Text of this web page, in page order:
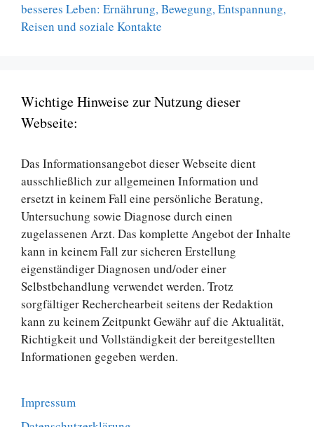
besseres Leben: Ernährung, Bewegung, Entspannung,
Reisen und soziale Kontakte
Wichtige Hinweise zur Nutzung dieser
Webseite:
Das Informationsangebot dieser Webseite dient
ausschließlich zur allgemeinen Information und
ersetzt in keinem Fall eine persönliche Beratung,
Untersuchung sowie Diagnose durch einen
zugelassenen Arzt. Das komplette Angebot der Inhalte
kann in keinem Fall zur sicheren Erstellung
eigenständiger Diagnosen und/oder einer
Selbstbehandlung verwendet werden. Trotz
sorgfältiger Recherchearbeit seitens der Redaktion
kann zu keinem Zeitpunkt Gewähr auf die Aktualität,
Richtigkeit und Vollständigkeit der bereitgestellten
Informationen gegeben werden.
Impressum